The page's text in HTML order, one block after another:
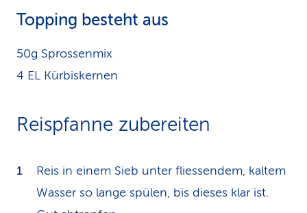
Topping besteht aus
50g Sprossenmix
4 EL Kürbiskernen
Reispfanne zubereiten
Reis in einem Sieb unter fliessendem, kaltem
Wasser so lange spülen, bis dieses klar ist.